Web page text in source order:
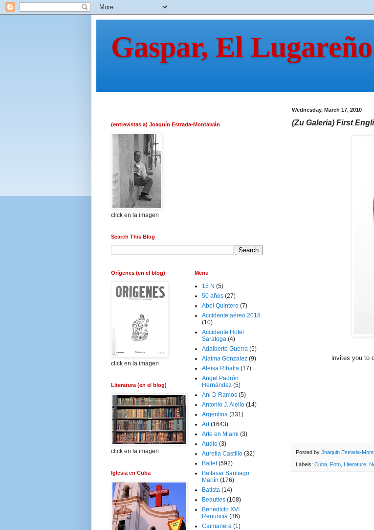
Gaspar, El Lugareño
Wednesday, March 17, 2010
(Zu Galeria) First
invites you to
Posted by Joaquin Estrada-
Labels: Cuba Foto Literature
(entrevistas a) Joaquín Estrada-Montalván
click en la imagen
Search This Blog
Orígenes (en el blog)
click en la imagen
Literatura (en el blog)
click en la imagen
Iglesia en Cuba
Menu
15 N (5)
50 años (27)
Abel Quintero (7)
Accidente aéreo 2018
(10)
Accidente Hotel
Saratoga (4)
Adalberto Guerra (5)
Alaima Gónzalez (9)
Aleisa Ribalta (17)
Angel Padrón
Hernández (5)
Ani D Ramos (5)
Antonio J. Aiello (14)
Argentina (331)
Art (1643)
Arte en Miami (3)
Audio (3)
Aurelia Castillo (32)
Ballet (592)
Baltasar Santiago
Martín (176)
Batista (14)
Beauties (108)
Benedicto XVI
Renuncia (36)
Caimanera (1)